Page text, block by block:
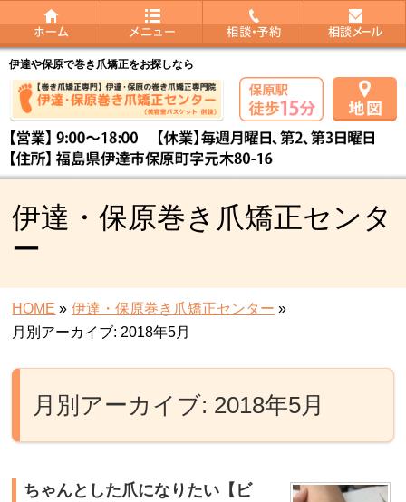
伊達や保原で巻き爪矯正をお探しなら
伊達・保原巻き爪矯正センタ
ー
HOME » 伊達・保原巻き爪矯正センター »
月別アーカイブ: 2018年5月
月別アーカイブ: 2018年5月
ちゃんとした爪になりたい【ビ